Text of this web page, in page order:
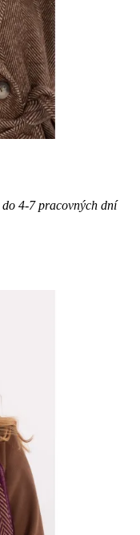
do 4-7 pracovných dní